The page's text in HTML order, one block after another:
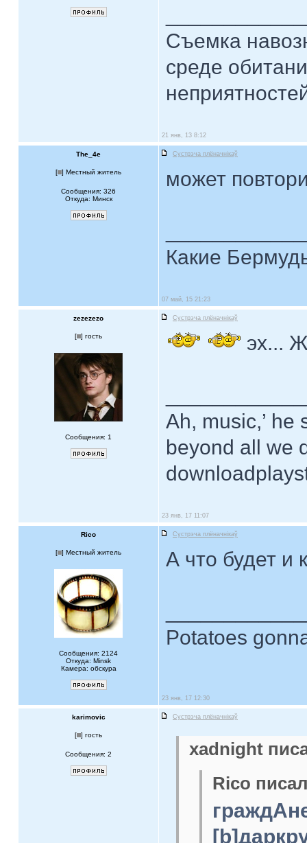
Съемка
среде
21 янв, 13 8:12
The_4e Сустрэча плёначнiкаў
[ ] Местный житель
Сообщения: 326
Откуда: Минск
может
Какие
07 май, 15 21:23
zezezezo Сустрэча плёначнiкаў
[ ] гость
Сообщения: 1
эх...
Ah, music,’ he
beyond all we
23 янв, 17 11:07
Rico Сустрэча плёначнiкаў
[ ] Местный житель
Сообщения: 2124
Откуда: Minsk
Камера: обскура
А что будет и
Potatoes
23 янв, 17 12:30
karimovic Сустрэча плёначнiкаў
[ ] гость
Сообщения: 2
xadnight
Rico